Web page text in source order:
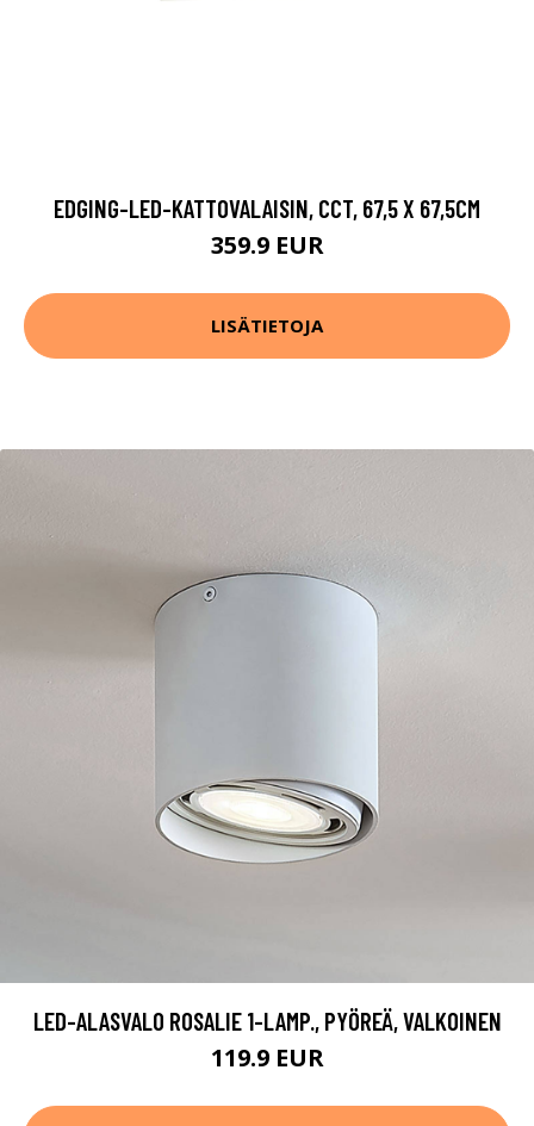
EDGING-LED-KATTOVALAISIN, CCT, 67,5 X 67,5CM
359.9 EUR
LISÄTIETOJA
LED-ALASVALO ROSALIE 1-LAMP., PYÖREÄ, VALKOINEN
119.9 EUR